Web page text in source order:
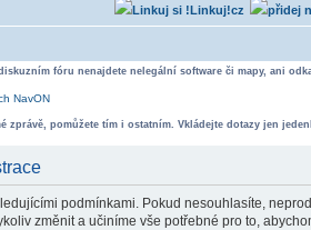
Linkuj!cz
fóru nenajdete nelegální software či mapy, ani
NavON
pomůžete tím i ostatním. Vkládejte dotazy jen
podmínkami. Pokud nesouhlasíte,
změnit a učiníme vše potřebné pro to,